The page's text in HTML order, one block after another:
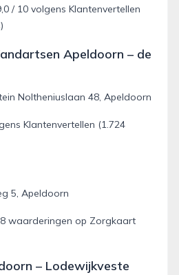
/ 10 volgens Klantenvertellen
Apeldoorn – de
Noltheniuslaan 48, Apeldoorn
Klantenvertellen (1.724
5, Apeldoorn
waarderingen op Zorgkaart
– Lodewijkveste